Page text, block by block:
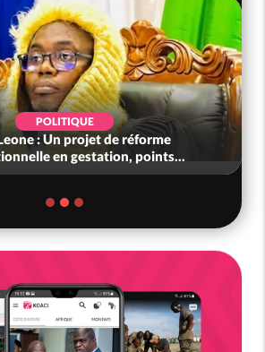
SOCIÉTÉ
: L'arnaque au Mobile Money par
liens frauduleux se répand ac...